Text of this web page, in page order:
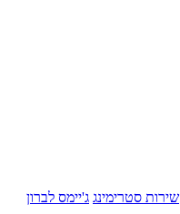
שירות סטרימינג ג'יימס לברון